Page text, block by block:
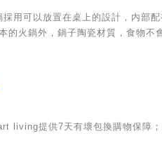
用可以放置在桌上的設計，内部
的火鍋外，鍋子陶瓷材質，食物
living提供7天有壞包換購物保障